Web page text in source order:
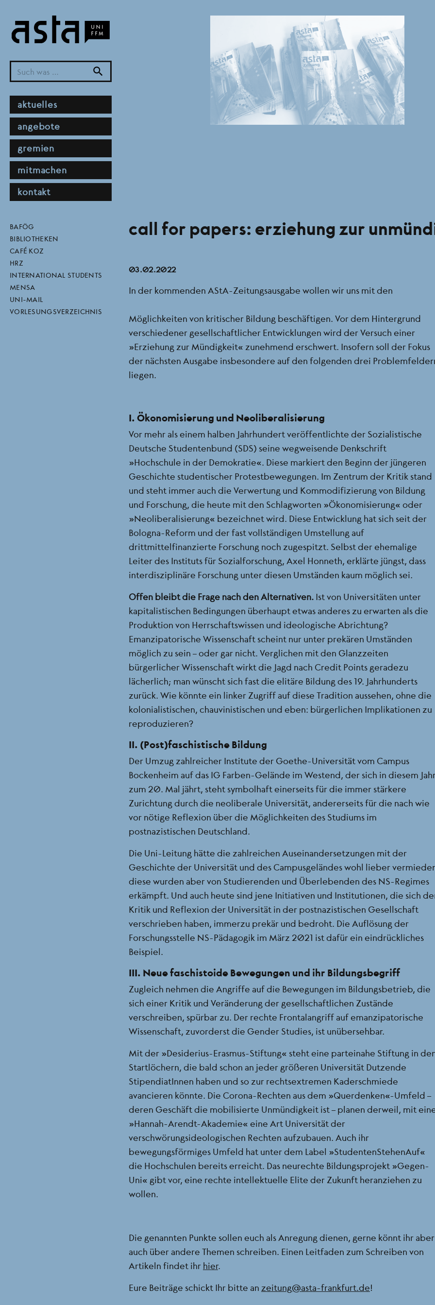
zum
Inhalt
search
hauptnavigation
aktuelles
angebote
gremien
mitmachen
kontakt
direktlinks
BAFÖG
BIBLIOTHEKEN
CAFÉ KOZ
HRZ
INTERNATIONAL STUDENTS
MENSA
UNI-MAIL
VORLESUNGSVERZEICHNIS
call for papers: erziehung zur
03.02.2022
In der kommenden AStA-Zeitungsausgabe wollen wir uns mit den
Möglichkeiten von kritischer Bildung beschäftigen. Vor dem Hintergrund
verschiedener gesellschaftlicher Entwicklungen wird der Versuch einer
„Erziehung zur Mündigkeit“ zunehmend erschwert. Insofern soll der Fokus
der nächsten Ausgabe insbesondere auf den folgenden drei
liegen.
I. Ökonomisierung und Neoliberalisierung
Vor mehr als einem halben Jahrhundert veröffentlichte der Sozialistische
Deutsche Studentenbund (SDS) seine wegweisende Denkschrift
„Hochschule in der Demokratie“. Diese markiert den Beginn der jüngeren
Geschichte studentischer Protestbewegungen. Im Zentrum der Kritik stand
und steht immer auch die Verwertung und Kommodifizierung von Bildung
und Forschung, die heute mit den Schlagworten „Ökonomisierung“ oder
„Neoliberalisierung“ bezeichnet wird. Diese Entwicklung hat sich seit der
Bologna-Reform und der fast vollständigen Umstellung auf
drittmittelfinanzierte Forschung noch zugespitzt. Selbst der ehemalige
Leiter des Instituts für Sozialforschung, Axel Honneth, erklärte jüngst, dass
interdisziplinäre Forschung unter diesen Umständen kaum möglich sei.
Offen bleibt die Frage nach den Alternativen. Ist von Universitäten unter
kapitalistischen Bedingungen überhaupt etwas anderes zu erwarten als die
Produktion von Herrschaftswissen und ideologische Abrichtung?
Emanzipatorische Wissenschaft scheint nur unter prekären Umständen
möglich zu sein – oder gar nicht. Verglichen mit den Glanzzeiten
bürgerlicher Wissenschaft wirkt die Jagd nach Credit Points geradezu
lächerlich; man wünscht sich fast die elitäre Bildung des 19. Jahrhunderts
zurück. Wie könnte ein linker Zugriff auf diese Tradition aussehen, ohne die
kolonialistischen, chauvinistischen und eben: bürgerlichen Implikationen zu
reproduzieren?
II. (Post)faschistische Bildung
Der Umzug zahlreicher Institute der Goethe-Universität vom Campus
Bockenheim auf das IG Farben-Gelände im Westend, der sich in diesem
zum 20. Mal jährt, steht symbolhaft einerseits für die immer stärkere
Zurichtung durch die neoliberale Universität, andererseits für die nach wie
vor nötige Reflexion über die Möglichkeiten des Studiums im
postnazistischen Deutschland.
Die Uni-Leitung hätte die zahlreichen Auseinandersetzungen mit der
Geschichte der Universität und des Campusgeländes wohl lieber
diese wurden aber von Studierenden und Überlebenden des NS-Regimes
erkämpft. Und auch heute sind jene Initiativen und Institutionen, die sich
Kritik und Reflexion der Universität in der postnazistischen Gesellschaft
verschrieben haben, immerzu prekär und bedroht. Die Auflösung der
Forschungsstelle NS-Pädagogik im März 2021 ist dafür ein eindrückliches
Beispiel.
III. Neue faschistoide Bewegungen und ihr Bildungsbegriff
Zugleich nehmen die Angriffe auf die Bewegungen im Bildungsbetrieb, die
sich einer Kritik und Veränderung der gesellschaftlichen Zustände
verschreiben, spürbar zu. Der rechte Frontalangriff auf emanzipatorische
Wissenschaft, zuvorderst die Gender Studies, ist unübersehbar.
Mit der „Desiderius-Erasmus-Stiftung“ steht eine parteinahe Stiftung in
Startlöchern, die bald schon an jeder größeren Universität Dutzende
StipendiatInnen haben und so zur rechtsextremen Kaderschmiede
avancieren könnte. Die Corona-Rechten aus dem „Querdenken“-Umfeld –
deren Geschäft die mobilisierte Unmündigkeit ist – planen derweil, mit
„Hannah-Arendt-Akademie“ eine Art Universität der
verschwörungsideologischen Rechten aufzubauen. Auch ihr
bewegungsförmiges Umfeld hat unter dem Label „StudentenStehenAuf“
die Hochschulen bereits erreicht. Das neurechte Bildungsprojekt „Gegen-
Uni“ gibt vor, eine rechte intellektuelle Elite der Zukunft heranziehen zu
wollen.
Die genannten Punkte sollen euch als Anregung dienen, gerne könnt ihr aber
auch über andere Themen schreiben. Einen Leitfaden zum Schreiben von
Artikeln findet ihr hier.
Eure Beiträge schickt Ihr bitte an zeitung@asta-frankfurt.de!